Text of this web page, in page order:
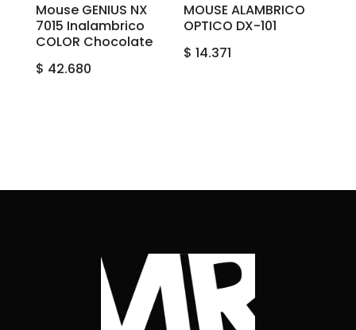
Mouse GENIUS NX
7015 Inalambrico
COLOR Chocolate
$ 42.680
MOUSE ALAMBRICO
OPTICO DX-101
$ 14.371